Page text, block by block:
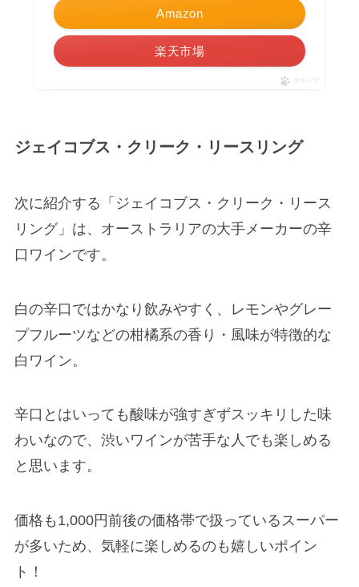
Amazon
楽天市場
ポチップ
ジェイコブス・クリーク・リースリング
次に紹介する「ジェイコブス・クリーク・リース
リング」は、オーストラリアの大手メーカーの辛
口ワインです。
白の辛口ではかなり飲みやすく、レモンやグレー
プフルーツなどの柑橘系の香り・風味が特徴的な
白ワイン。
辛口とはいっても酸味が強すぎずスッキリした味
わいなので、渋いワインが苦手な人でも楽しめる
と思います。
価格も1,000円前後の価格帯で扱っているスーパー
が多いため、気軽に楽しめるのも嬉しいポイン
ト！